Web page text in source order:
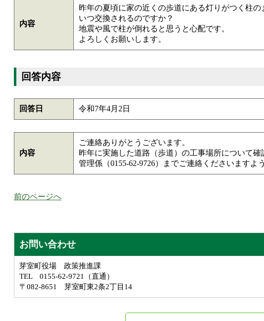
内容
昨年の夏頃に家の近くの歩道にある灯りがつく柱
いつ交換されるのですか？
地震や風で柱が倒れると思うと心配です。
よろしくお願いします。
回答内容
回答日 令和7年4月2日
内容
ご連絡ありがとうございます。
昨年に実施した道路（歩道）の工事場所について
管理係（0155-62-9726）までご連絡くださいますよ
前のページへ
お問い合わせ
芽室町役場 政策推進課
TEL 0155-62-9721（直通）
〒082-8651 芽室町東2条2丁目14